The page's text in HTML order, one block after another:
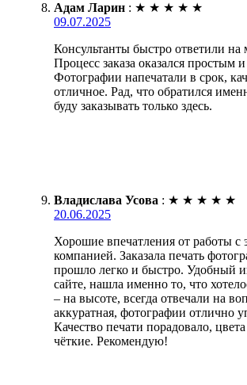
Адам Ларин : ★ ★ ★ ★ ★
09.07.2025
Консультанты быстро ответили
Процесс заказа оказался простым
Фотографии напечатали в срок,
отличное. Рад, что обратился
буду заказывать только здесь.
Владислава Усова : ★ ★ ★ ★ ★
20.06.2025
Хорошие впечатления от работы с
компанией. Заказала печать
прошло легко и быстро. Удобный
сайте, нашла именно то, что
– на высоте, всегда отвечали на
аккуратная, фотографии отлично
Качество печати порадовало,
чёткие. Рекомендую!